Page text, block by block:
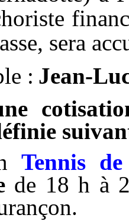
sera
: Jean-
Tennis
de 18 h à